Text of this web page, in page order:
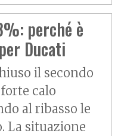
perché è
Ducati
il secondo
calo
al ribasso le
La situazione